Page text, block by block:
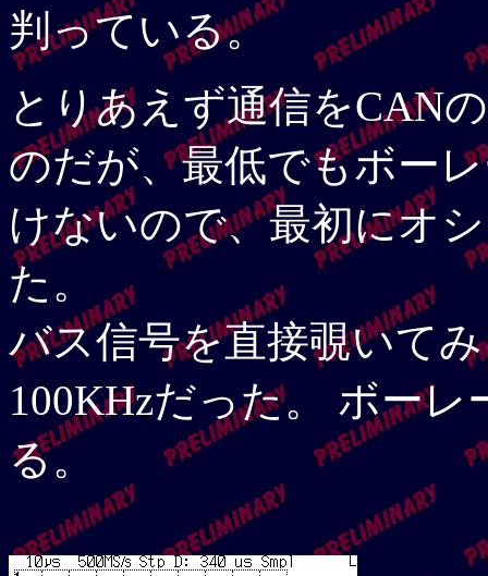
判っている。
とりあえず通信をCAN
のだが、最低でもボー
けないので、最初にオ
た。
バス信号を直接覗いて
100KHzだった。 ボー
る。